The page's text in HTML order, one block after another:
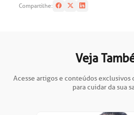
Compartilhe:
Veja
Acesse artigos e conteúdos exclusivos
para cuidar da sua